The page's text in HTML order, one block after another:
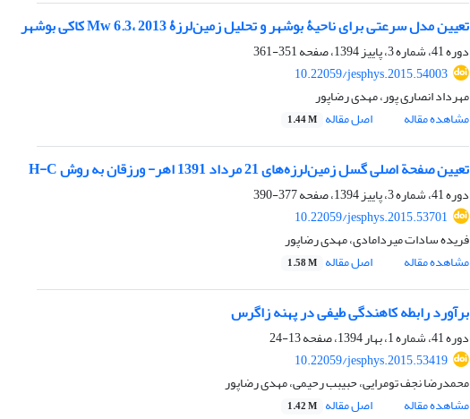
تعیین مدل سرعتی برای ناحیۀ بوشهر و تحلیل زمین‌لرزۀ Mw 6.3، 2013 کاکی بوشهر
دوره 41، شماره 3، پاییز 1394، صفحه
351-361
10.22059/jesphys.2015.54003
مهرداد انصاری پور، مهدی رضاپور
مشاهده مقاله
اصل مقاله 1.44 M
تعیین صفحة اصلی گسل زمین‌لرزه‌های 21 مرداد 1391 اهر- ورزقان به روش H-C
دوره 41، شماره 3، پاییز 1394، صفحه
377-390
10.22059/jesphys.2015.53701
فریده سادات میردامادی، مهدی رضاپور
مشاهده مقاله
اصل مقاله 1.58 M
برآورد رابطه کاهندگی طیفی در پهنه زاگرس
دوره 41، شماره 1، بهار 1394، صفحه
13-24
10.22059/jesphys.2015.53419
محمدرضا نجف تومرایی، حبیبب رحیمی، مهدی رضاپور
مشاهده مقاله
اصل مقاله 1.42 M